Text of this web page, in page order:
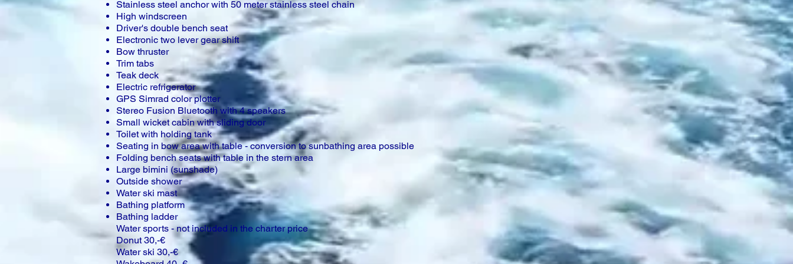
Stainless steel anchor with 50 meter stainless steel chain
High windscreen
Driver's double bench seat
Electronic two lever gear shift
Bow thruster
Trim tabs
Teak deck
Electric refrigerator
GPS Simrad color plotter
Stereo Fusion Bluetooth with 4 speakers
Small wicket cabin with sliding door
Toilet with holding tank
Seating in bow area with table - conversion to sunbathing area possible
Folding bench seats with table in the stern area
Large bimini (sunshade)
Outside shower
Water ski mast
Bathing platform
Bathing ladder
Water sports - not included in the charter price
Donut 30,-€
Water ski 30,-€